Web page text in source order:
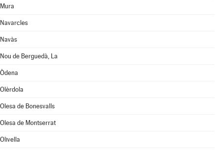
Mura
Navarcles
Navàs
Nou de Berguedà, La
Òdena
Olèrdola
Olesa de Bonesvalls
Olesa de Montserrat
Olivella